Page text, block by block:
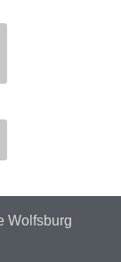
Wolfsburg